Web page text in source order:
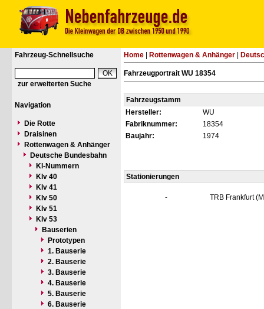
Fahrzeug-Schnellsuche
zur erweiterten Suche
Navigation
Die Rotte
Draisinen
Rottenwagen & Anhänger
Deutsche Bundesbahn
Kl-Nummern
Klv 40
Klv 41
Klv 50
Klv 51
Klv 53
Bauserien
Prototypen
1. Bauserie
2. Bauserie
3. Bauserie
4. Bauserie
5. Bauserie
6. Bauserie
Home Rottenwagen & Anhänger
Fahrzeugportrait WU 18354
Fahrzeugstamm
Hersteller:
WU
Fabriknummer:
18354
Baujahr:
1974
Stationierungen
- TRB Frankfurt